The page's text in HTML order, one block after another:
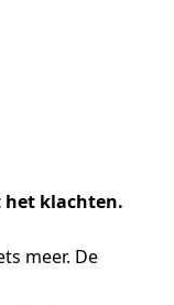
het klachten.
meer. De